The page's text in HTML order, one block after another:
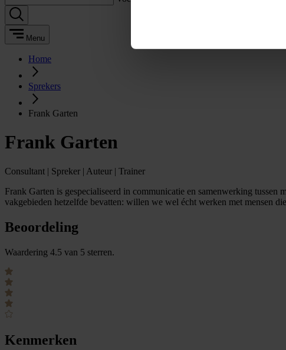
Menu
Home
Sprekers
Frank Garten
Frank Garten
Consultant | Spreker | Auteur | Trainer
Frank Garten is gespecialiseerd in communicatie en samenwerking
vakgebieden hetzelfde bevatten: willen we wel écht werken met mensen
Beoordeling
Waardering 4.5 van 5 sterren.
Kenmerken